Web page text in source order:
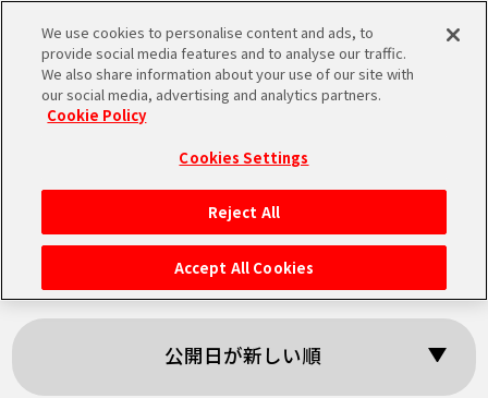
MEN
HOME
NEWS
RANKING
「SOLID EDGE
WORKS」の検索結果
公開日が新しい順
We use cookies to personalise content and ads, to
provide social media features and to analyse our traffic.
We also share information about your use of our site with
our social media, advertising and analytics partners.
Cookie Policy
Cookies Settings
Reject All
Accept All Cookies